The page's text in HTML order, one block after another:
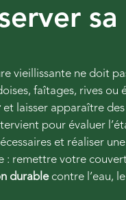
sa
vieillissante ne doit
faîtages, rives ou
et laisser apparaître
pour évaluer
et réaliser
: remettre votre
durablecontre l’eau,